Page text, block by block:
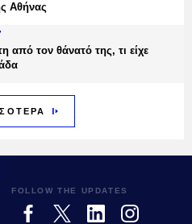
Αθήνας
από τον θάνατό της, τι είχε
FOLLOW THE UPDATES